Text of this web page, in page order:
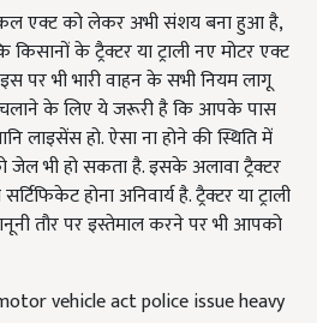
एक्ट को लेकर अभी संशय बना हुआ है,
के ट्रैक्टर या ट्राली नए मोटर एक्ट
भी भारी वाहन के सभी नियम लागू
चलाने के लिए ये जरूरी है कि आपके पास
लाइसेंस हो. ऐसा ना होने की स्थिति में
जेल भी हो सकता है. इसके अलावा ट्रैक्टर
होना अनिवार्य है. ट्रैक्टर या ट्राली
तौर पर इस्तेमाल करने पर भी आपको
vehicle act police issue heavy